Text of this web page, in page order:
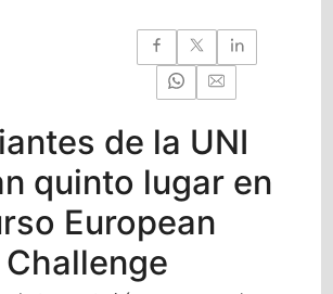
de la UNI
quinto lugar en
European
Challenge